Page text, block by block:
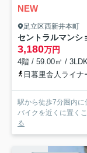
NEW
足立区西新井本町
セントラルマンシ
3,180万円
4階 / 59.00㎡ /
日暮里舎人ライ
駅から徒歩7分圏内に
バイクを近くに置く
る